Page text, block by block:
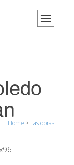
Home > Las obras